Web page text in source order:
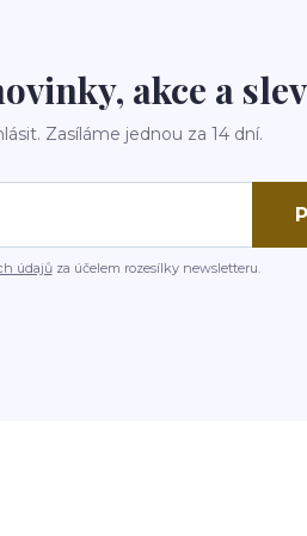
akce a
Zasíláme jednou za 14 dní.
údajůza účelem rozesílky newsletteru.